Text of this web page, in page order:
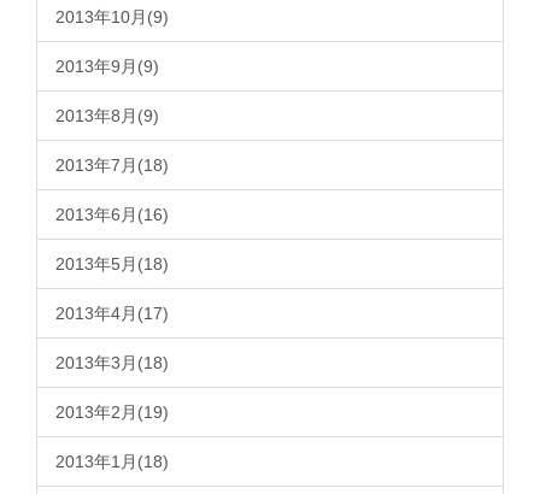
2013年10月(9)
2013年9月(9)
2013年8月(9)
2013年7月(18)
2013年6月(16)
2013年5月(18)
2013年4月(17)
2013年3月(18)
2013年2月(19)
2013年1月(18)